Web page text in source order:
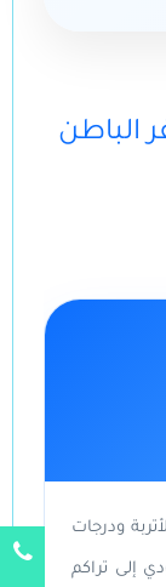
الباطن
ودرجات
إلى تراكم